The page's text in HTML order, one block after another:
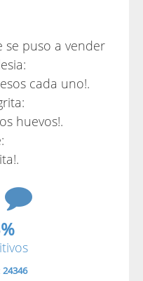
se puso a vender
cada uno!.
huevos!.
24346